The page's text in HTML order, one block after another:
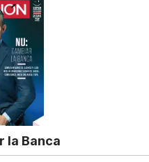
la Banca